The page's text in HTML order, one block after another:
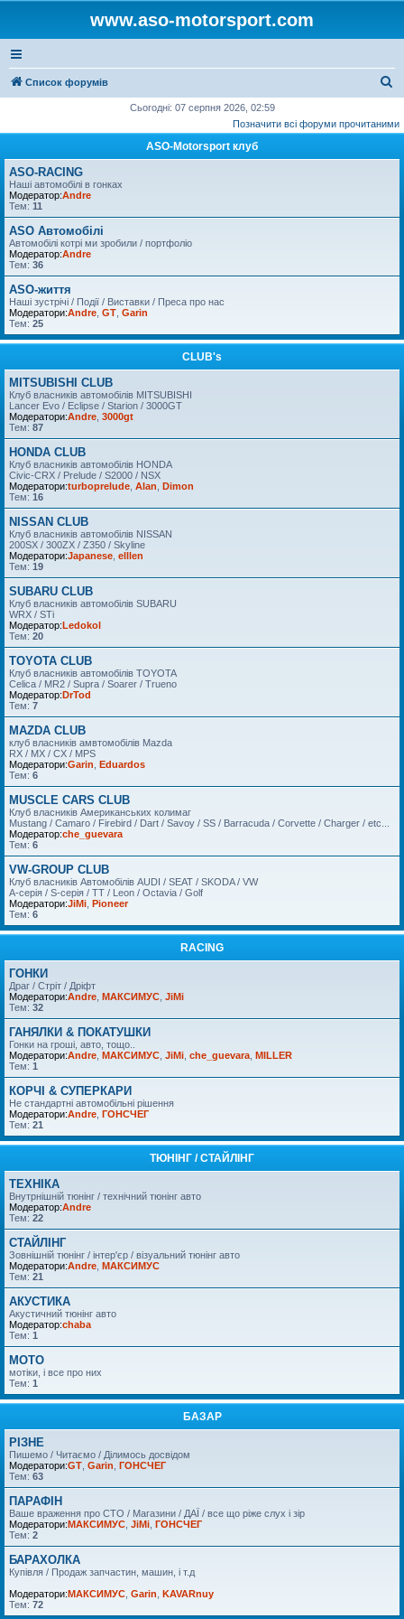
www.aso-motorsport.com
Список форумів
ш
Сьогодні: 07 серпня 2026, 02:59
Позначити всі форуми прочитаними
ASO-Motorsport клуб
ASO-RACING
Наші автомобілі в гонках
Модератор:Andre
Тем: 11
ASO Автомобілі
Автомобілі котрі ми зробили / портфоліо
Модератор:Andre
Тем: 36
ASO-життя
Наші зустрічі / Події / Виставки / Преса про нас
Модератори:Andre GT Garin
Тем: 25
CLUB's
MITSUBISHI CLUB
Клуб власників автомобілів MITSUBISHI
Lancer Evo / Eclipse / Starion / 3000GT
Модератори:Andre 3000gt
Тем: 87
HONDA CLUB
Клуб власників автомобілів HONDA
Civic-CRX / Prelude / S2000 / NSX
Модератори:turboprelude Alan Dimon
Тем: 16
NISSAN CLUB
Клуб власників автомобілів NISSAN
200SX / 300ZX / Z350 / Skyline
Модератори:Japanese elllen
Тем: 19
SUBARU CLUB
Клуб власників автомобілів SUBARU
WRX / STi
Модератор:Ledokol
Тем: 20
TOYOTA CLUB
Клуб власників автомобілів TOYOTA
Celica / MR2 / Supra / Soarer / Trueno
Модератор:DrTod
Тем: 7
MAZDA CLUB
клуб власників амвтомобілів Mazda
RX / MX / CX / MPS
Модератори:Garin Eduardos
Тем: 6
MUSCLE CARS CLUB
Клуб власників Американських колимаг
Mustang / Camaro / Firebird / Dart / Savoy / SS / Barracuda / Corvette / Charger / etc...
Модератор:che_guevara
Тем: 6
VW-GROUP CLUB
Клуб власників Автомобілів AUDI / SEAT / SKODA / VW
A-серія / S-серія / TT / Leon / Octavia / Golf
Модератори:JiMi Pioneer
Тем: 6
RACING
ГОНКИ
Драг / Стріт / Дріфт
Модератори:Andre МАКСИМУС JiMi
Тем: 32
ГАНЯЛКИ & ПОКАТУШКИ
Гонки на гроші, авто, тощо..
Модератори:Andre МАКСИМУС JiMi che_guevara MILLER
Тем: 1
КОРЧІ & СУПЕРКАРИ
Не стандартні автомобільні рішення
Модератори:Andre ГОНСЧЕГ
Тем: 21
ТЮНІНГ / СТАЙЛІНГ
ТЕХНІКА
Внутрнішній тюнінг / технічний тюнінг авто
Модератор:Andre
Тем: 22
СТАЙЛІНГ
Зовнішній тюнінг / інтер'єр / візуальний тюнінг авто
Модератори:Andre МАКСИМУС
Тем: 21
АКУСТИКА
Акустичний тюнінг авто
Модератор:chaba
Тем: 1
MOTO
мотіки, і все про них
Тем: 1
БАЗАР
РІЗНЕ
Пишемо / Читаємо / Ділимось досвідом
Модератори:GT Garin ГОНСЧЕГ
Тем: 63
ПАРАФІН
Ваше враження про СТО / Магазини / ДАЇ / все що ріже слух і зір
Модератори:МАКСИМУС JiMi ГОНСЧЕГ
Тем: 2
БАРАХОЛКА
Купівля / Продаж запчастин, машин, і т.д
Модератори:МАКСИМУС Garin KAVARnuy
Тем: 72